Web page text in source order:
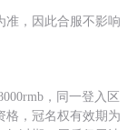
准，因此合服不影响
，同一登入区
格，冠名权有效期为